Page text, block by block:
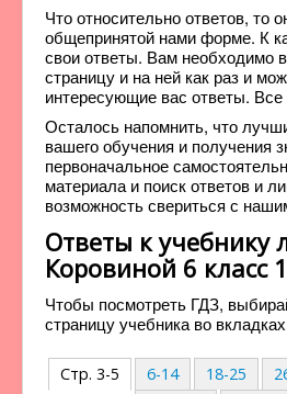
Что относительно ответов, то
общепринятой нами форме. К
свои ответы. Вам необходимо
страницу и на ней как раз и
интересующие вас ответы. Все
Осталось напомнить, что
вашего обучения и получения
первоначальное
материала и поиск ответов и
возможность свериться с
Ответы к учебнику
Коровиной 6 класс
Чтобы посмотреть ГДЗ,
страницу учебника во
Стр. 3-5 6-14 18-25